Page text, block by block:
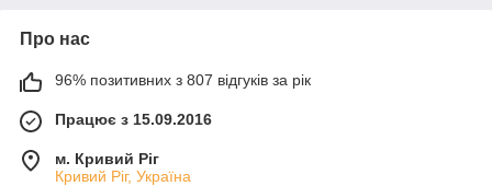
Про нас
96% позитивних з 807 відгуків за рік
Працює з 15.09.2016
м. Кривий Ріг
Кривий Ріг, Україна